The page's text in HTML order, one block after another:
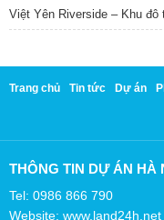
Việt Yên Riverside – Khu
Trang chủ Tin tức Dự án
THÔNG TIN DỰ ÁN HÀ
Tel: 0986 866 790
Website: www.land24h.net